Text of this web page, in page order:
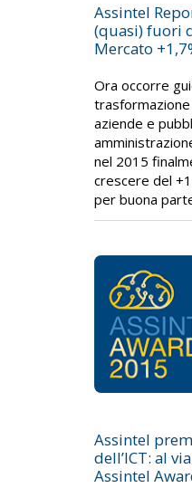
Assintel
(quasi) fuori
Mercato
Ora occorre
aziende e
nel 2015
crescere del
per buona
Assintel
dell’ICT: al
Assintel